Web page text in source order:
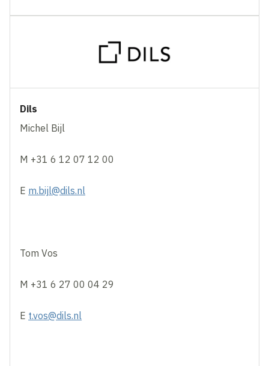
Dils
Michel Bijl
M +31 6 12 07 12 00
E m.bijl@dils.nl
Tom Vos
M +31 6 27 00 04 29
E t.vos@dils.nl